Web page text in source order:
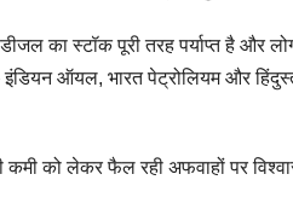
का स्टॉक पूरी तरह पर्याप्त है और
ऑयल, भारत पेट्रोलियम और
को लेकर फैल रही अफवाहों पर